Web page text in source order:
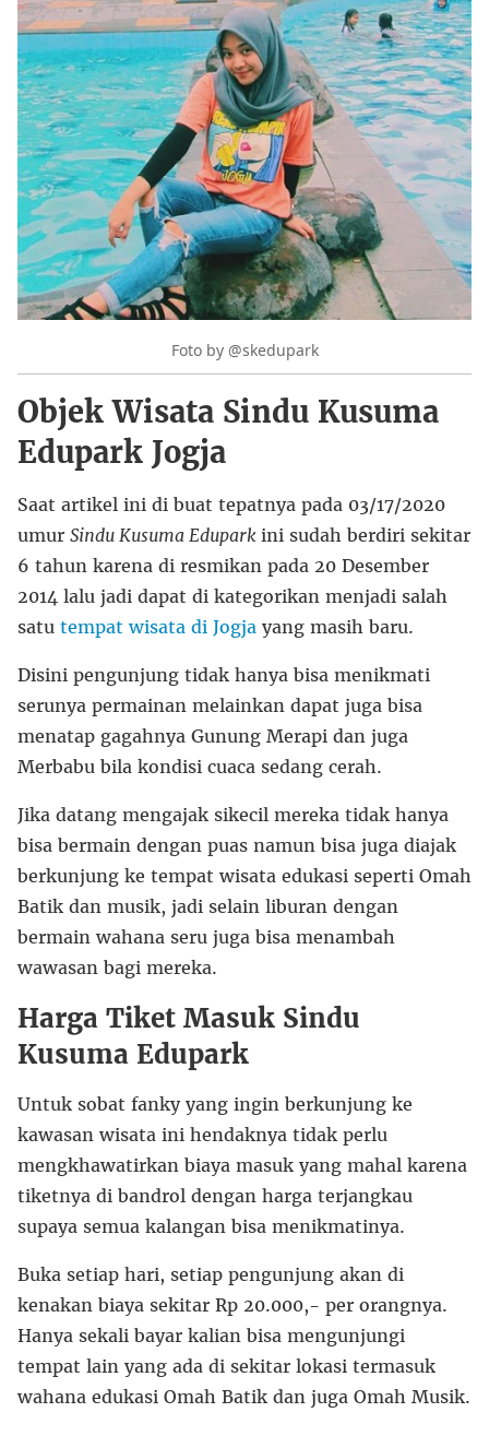
Foto by @skedupark
Objek Wisata Sindu Kusuma
Edupark Jogja
Saat artikel ini di buat tepatnya pada 03/17/2020
umur Sindu Kusuma Eduparkini sudah berdiri sekitar
6 tahun karena di resmikan pada 20 Desember
2014 lalu jadi dapat di kategorikan menjadi salah
satu tempat wisata di Jogja yang masih baru.
Disini pengunjung tidak hanya bisa menikmati
serunya permainan melainkan dapat juga bisa
menatap gagahnya Gunung Merapi dan juga
Merbabu bila kondisi cuaca sedang cerah.
Jika datang mengajak sikecil mereka tidak hanya
bisa bermain dengan puas namun bisa juga diajak
berkunjung ke tempat wisata edukasi seperti Omah
Batik dan musik, jadi selain liburan dengan
bermain wahana seru juga bisa menambah
wawasan bagi mereka.
Harga Tiket Masuk Sindu
Kusuma Edupark
Untuk sobat fanky yang ingin berkunjung ke
kawasan wisata ini hendaknya tidak perlu
mengkhawatirkan biaya masuk yang mahal karena
tiketnya di bandrol dengan harga terjangkau
supaya semua kalangan bisa menikmatinya.
Buka setiap hari, setiap pengunjung akan di
kenakan biaya sekitar Rp 20.000,- per orangnya.
Hanya sekali bayar kalian bisa mengunjungi
tempat lain yang ada di sekitar lokasi termasuk
wahana edukasi Omah Batik dan juga Omah Musik.